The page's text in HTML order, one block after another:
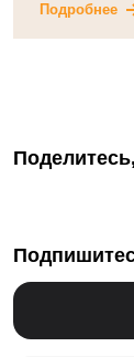
Подробнее